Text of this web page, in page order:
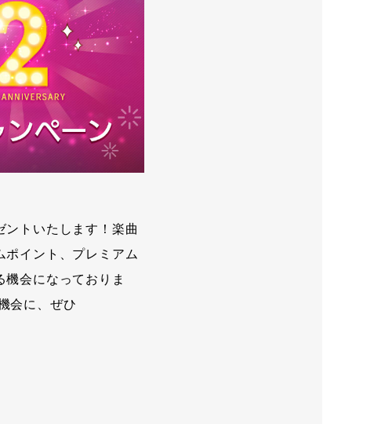
トいたします！楽曲
ポイント、プレミアム
会になっておりま
会に、ぜひ